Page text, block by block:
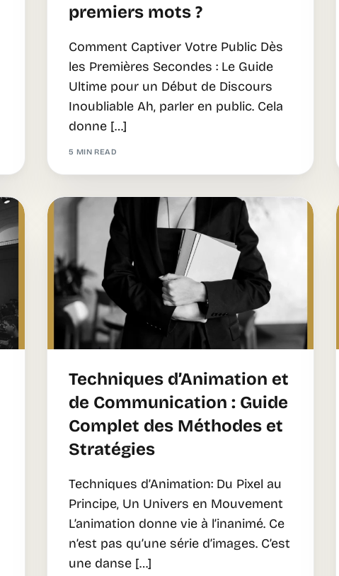
premiers mots ?
Comment Captiver Votre Public Dès
les Premières Secondes : Le Guide
Ultime pour un Début de Discours
Inoubliable Ah, parler en public. Cela
donne […]
5 MIN READ
Techniques d’Animation et
de Communication : Guide
Complet des Méthodes et
Stratégies
Techniques d’Animation: Du Pixel au
Principe, Un Univers en Mouvement
L’animation donne vie à l’inanimé. Ce
n’est pas qu’une série d’images. C’est
une danse […]